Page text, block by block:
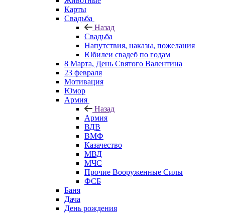
Карты
Свадьба
Назад
Свадьба
Напутствия, наказы, пожелания
Юбилеи свадеб по годам
8 Марта, День Святого Валентина
23 февраля
Мотивация
Юмор
Армия
Назад
Армия
ВДВ
ВМФ
Казачество
МВД
МЧС
Прочие Вооруженные Силы
ФСБ
Баня
Дача
День рождения